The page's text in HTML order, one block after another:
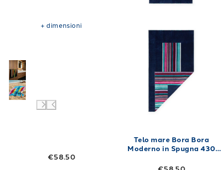
€58.50
+dimensioni
Telo mare Bora Bora
Moderno in Spugna 430